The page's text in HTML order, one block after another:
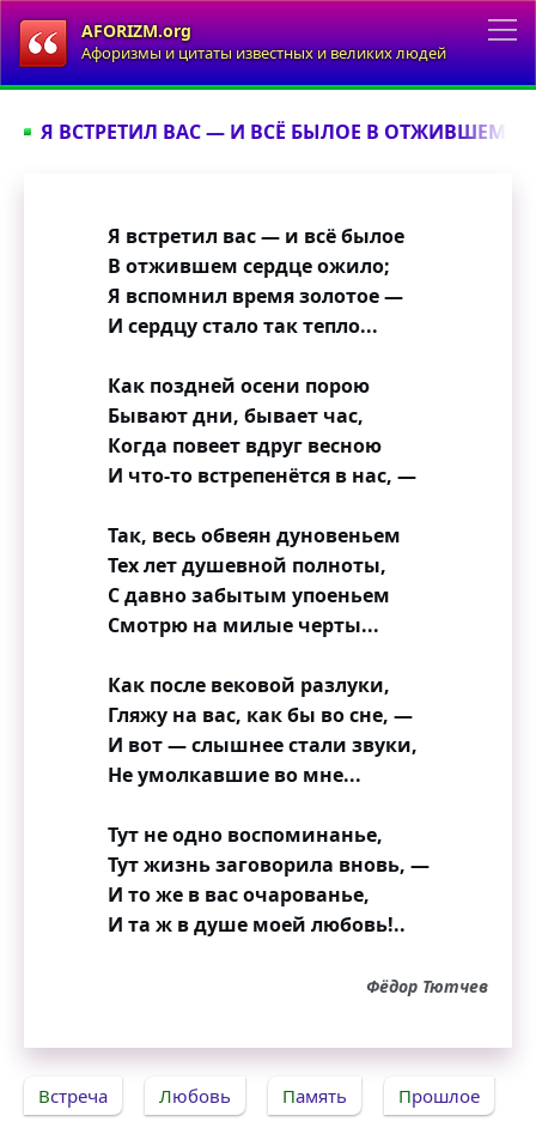
AFORIZM.org
Афоризмы и цитаты известных и великих людей
Я ВСТРЕТИЛ ВАС — И ВСЁ БЫЛОЕ В ОТЖИВШЕМ
Я встретил вас — и всё былое
В отжившем сердце ожило;
Я вспомнил время золотое —
И сердцу стало так тепло...
Как поздней осени порою
Бывают дни, бывает час,
Когда повеет вдруг весною
И что-то встрепенётся в нас, —
Так, весь обвеян дуновеньем
Тех лет душевной полноты,
С давно забытым упоеньем
Смотрю на милые черты...
Как после вековой разлуки,
Гляжу на вас, как бы во сне, —
И вот — слышнее стали звуки,
Не умолкавшие во мне...
Тут не одно воспоминанье,
Тут жизнь заговорила вновь, —
И то же в вас очарованье,
И та ж в душе моей любовь!..
Фёдор Тютчев
Встреча Любовь Память Прошлое